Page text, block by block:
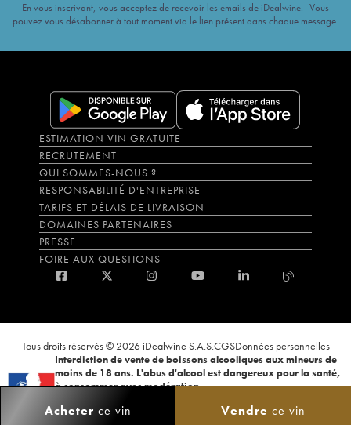
Acheter ce vin Vendre ce vin
En vous inscrivant, vous acceptez de recevoir les emails de iDealwine. Vous
pouvez vous désabonner à tout moment via le lien présent dans chaque message.
ESTIMATION VIN GRATUITE
RECRUTEMENT
QUI SOMMES-NOUS ?
RESPONSABILITÉ D'ENTREPRISE
TARIFS ET DÉLAIS DE LIVRAISON
DOMAINES PARTENAIRES
PRESSE
FOIRE AUX QUESTIONS
Tous droits réservés © 2026 iDealwine S.A.S.CGSDonnées personnelles
Interdiction de vente de boissons alcooliques aux mineurs de
moins de 18 ans. L'abus d'alcool est dangereux pour la santé,
à consommer avec modération.
ligne. CODE DE LA SANTÉ PUBLIQUE, ART.L.3342-1 et L.3353-3